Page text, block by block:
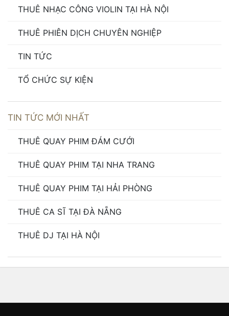
THUÊ NHẠC CÔNG VIOLIN TẠI HÀ NỘI
THUÊ PHIÊN DỊCH CHUYÊN NGHIỆP
TIN TỨC
TỔ CHỨC SỰ KIỆN
TIN TỨC MỚI NHẤT
THUÊ QUAY PHIM ĐÁM CƯỚI
THUÊ QUAY PHIM TẠI NHA TRANG
THUÊ QUAY PHIM TẠI HẢI PHÒNG
THUÊ CA SĨ TẠI ĐÀ NẴNG
THUÊ DJ TẠI HÀ NỘI